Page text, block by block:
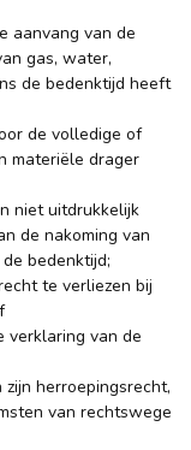
aanvang van de
gas, water,
de bedenktijd heeft
de volledige of
materiële drager
niet uitdrukkelijk
de nakoming van
bedenktijd;
te verliezen bij
verklaring van de
herroepingsrecht,
van rechtswege